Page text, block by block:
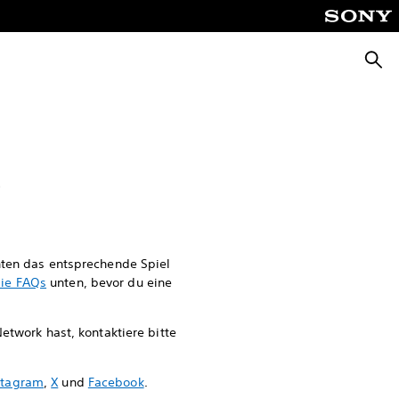
das entsprechende Spiel
FAQs unten, bevor du eine
hast, kontaktiere bitte
,X und Facebook.